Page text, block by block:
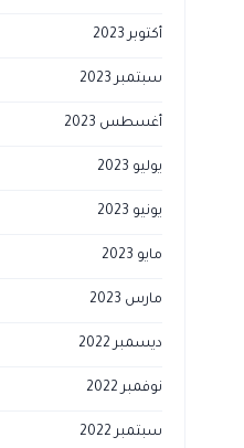
أكتوبر 2023
سبتمبر 2023
أغسطس 2023
يوليو 2023
يونيو 2023
مايو 2023
مارس 2023
ديسمبر 2022
نوفمبر 2022
سبتمبر 2022